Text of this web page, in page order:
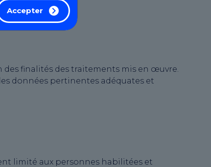
Accepter
des finalités des traitements mis en œuvre.
données pertinentes adéquates et
limité aux personnes habilitées et